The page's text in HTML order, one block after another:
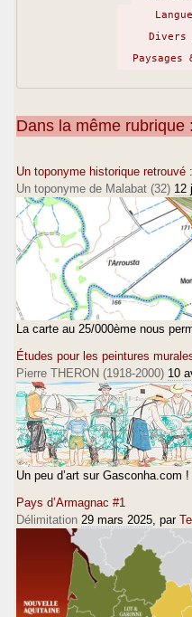
Divers
Dans la même rubrique :
Un toponyme historique retrouvé :
Un toponyme de Malabat (32) 12
La carte au 25/000ème nous
Études pour les peintures
Pierre THERON (1918-2000) 10
Un peu d’art sur Gasconha.com !
Pays d’Armagnac #1
Délimitation 29 mars 2025 , par